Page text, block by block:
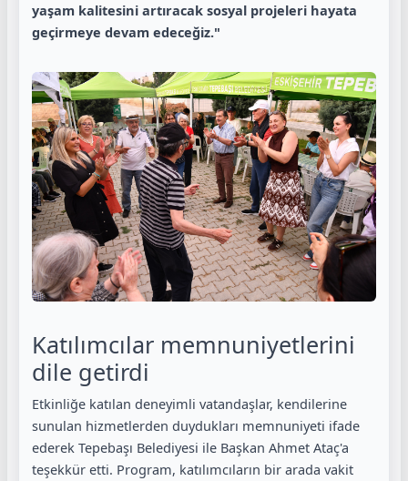
yaşam kalitesini artıracak sosyal projeleri hayata
geçirmeye devam edeceğiz."
Katılımcılar memnuniyetlerini
dile getirdi
Etkinliğe katılan deneyimli vatandaşlar, kendilerine
sunulan hizmetlerden duydukları memnuniyeti ifade
ederek Tepebaşı Belediyesi ile Başkan Ahmet Ataç'a
teşekkür etti. Program, katılımcıların bir arada vakit